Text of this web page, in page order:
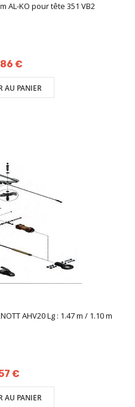
AL-KO pour tête 351 VB2
€
AU PANIER
AHV20 Lg : 1.47 m / 1.10 m
€
AU PANIER